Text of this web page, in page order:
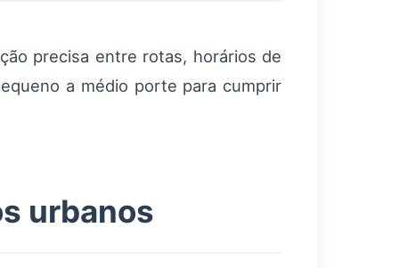
precisa entre rotas, horários de
a médio porte para cumprir
urbanos